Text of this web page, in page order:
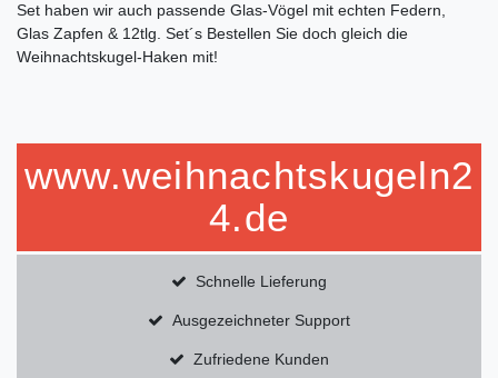
Set haben wir auch passende Glas-Vögel mit echten Federn,
Glas Zapfen & 12tlg. Set´s Bestellen Sie doch gleich die
Weihnachtskugel-Haken mit!
www.weihnachtskugeln2
4.de
Schnelle Lieferung
Ausgezeichneter Support
Zufriedene Kunden